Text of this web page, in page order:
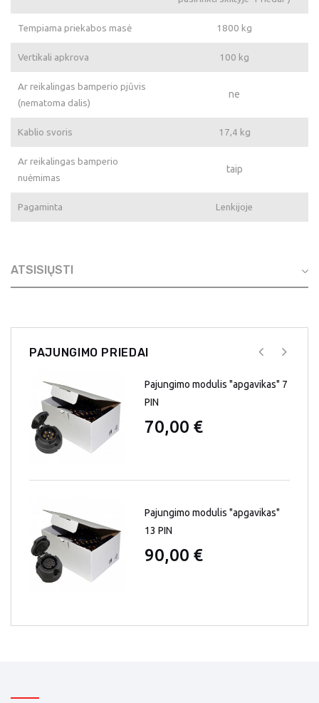
Tempiama priekabos masė 1800 kg
Vertikali apkrova 100 kg
Ar reikalingas bamperio pjūvis
(nematoma dalis)
ne
Kablio svoris 17,4 kg
Ar reikalingas bamperio
nuėmimas
taip
Pagaminta Lenkijoje
ATSISIŲSTI
PAJUNGIMO PRIEDAI
Pajungimo modulis "apgavikas" 7
PIN
70,00 €
Pajungimo modulis "apgavikas"
13 PIN
90,00 €